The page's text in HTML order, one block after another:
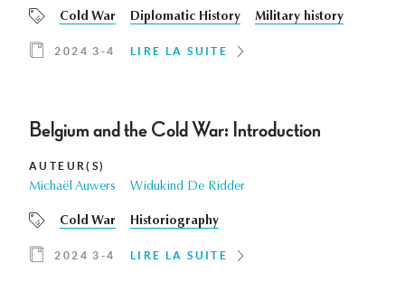
Cold War Diplomatic History Military history
2024 3-4 LIRE LA SUITE
Belgium and the Cold War: Introduction
AUTEUR(S)
Michaël Auwers Widukind De Ridder
Cold War Historiography
2024 3-4 LIRE LA SUITE